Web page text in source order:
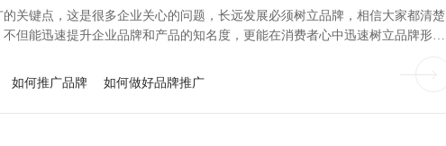
关键点，这是很多企业关心的问题，长远发展必须树立品牌，相信大家都清楚
但能迅速提升企业品牌和产品的知名度，更能在消费者心中迅速树立品牌形
。
如何推广品牌 如何做好品牌推广